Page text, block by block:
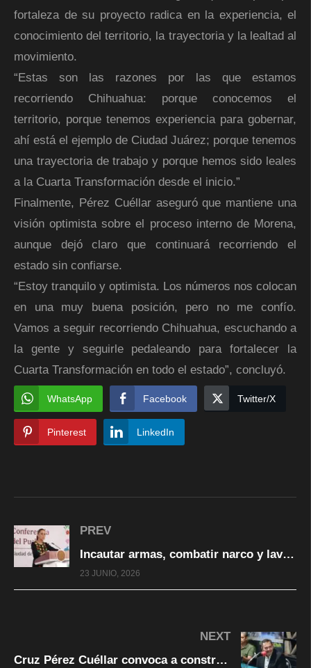
fortaleza de su proyecto radica en la experiencia, el
conocimiento del territorio, la trayectoria y la lealtad al
movimiento.
“Estas son las razones por las que estamos
recorriendo Chihuahua: porque conocemos el
territorio, porque tenemos experiencia para gobernar,
ahí está el ejemplo de Ciudad Juárez; porque tenemos
una trayectoria de trabajo y porque hemos sido leales
a la Cuarta Transformación desde el inicio.”
Finalmente, Pérez Cuéllar aseguró que mantiene una
visión optimista sobre el proceso interno de Morena,
aunque dejó claro que continuará recorriendo el
estado sin confiarse.
“Estoy tranquilo y optimista. Los números nos colocan
en una muy buena posición, pero no me confío.
Vamos a seguir recorriendo Chihuahua, escuchando a
la gente y seguirle pedaleando para fortalecer la
Cuarta Transformación en todo el estado”, concluyó.
WhatsApp Facebook Twitter/X
Pinterest LinkedIn
PREV
Incautar armas, combatir narco y lavado de dinero en su país, planteamientos permanentes a EU: Sheinbaum
23 JUNIO, 2026
NEXT
Cruz Pérez Cuéllar convoca a construir un proyecto de unidad en Morena